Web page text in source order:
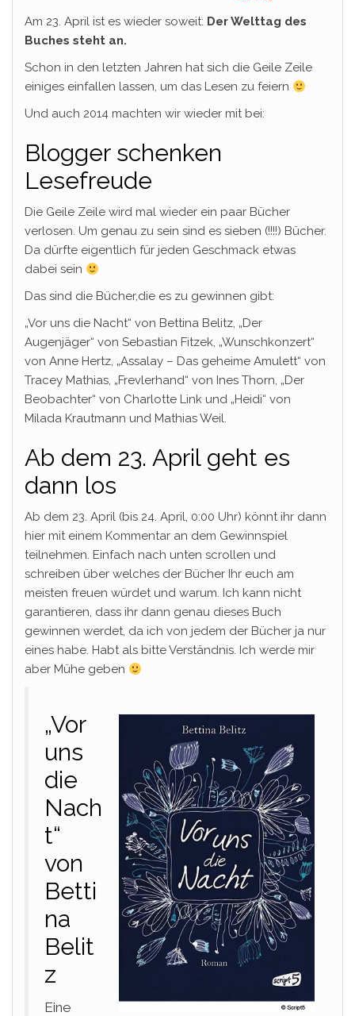
Am 23. April ist es wieder soweit: Der Welttag des
Buches steht an.
Schon in den letzten Jahren hat sich die Geile Zeile
einiges einfallen lassen, um das Lesen zu feiern
Und auch 2014 machten wir wieder mit bei:
Blogger schenken
Lesefreude
Die Geile Zeile wird mal wieder ein paar Bücher
verlosen. Um genau zu sein sind es sieben (!!!!) Bücher.
Da dürfte eigentlich für jeden Geschmack etwas
dabei sein
Das sind die Bücher,die es zu gewinnen gibt:
„Vor uns die Nacht“ von Bettina Belitz, „Der
Augenjäger“ von Sebastian Fitzek, „Wunschkonzert“
von Anne Hertz, „Assalay – Das geheime Amulett“ von
Tracey Mathias, „Frevlerhand“ von Ines Thorn, „Der
Beobachter“ von Charlotte Link und „Heidi“ von
Milada Krautmann und Mathias Weil.
Ab dem 23. April geht es
dann los
Ab dem 23. April (bis 24. April, 0:00 Uhr) könnt ihr dann
hier mit einem Kommentar an dem Gewinnspiel
teilnehmen. Einfach nach unten scrollen und
schreiben über welches der Bücher Ihr euch am
meisten freuen würdet und warum. Ich kann nicht
garantieren, dass ihr dann genau dieses Buch
gewinnen werdet, da ich von jedem der Bücher ja nur
eines habe. Habt als bitte Verständnis. Ich werde mir
aber Mühe geben
„Vor
uns
die
Nach
t“
von
Betti
na
Belit
z
Eine